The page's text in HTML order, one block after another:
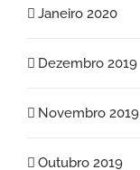
Janeiro 2020
Dezembro 2019
Novembro 2019
Outubro 2019